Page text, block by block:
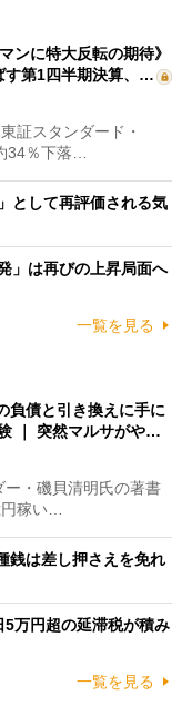
ンに特大反転の期待》
す第1四半期決算、…
証スタンダード・
34％下落…
として再評価される気
」は再びの上昇局面へ
一覧を見る
負債と引き換えに手に
｜ 突然マルサがや…
・磯貝清明氏の著書
円稼い…
銭は差し押さえを免れ
万円超の延滞税が積み
一覧を見る